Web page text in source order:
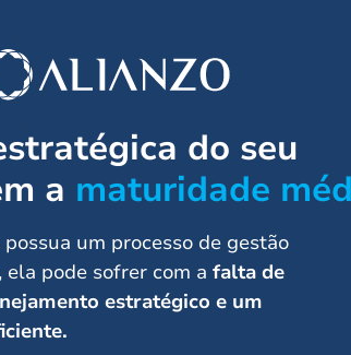
do seu
a maturidade
um processo de gestão
pode sofrer com a falta de
estratégico e um